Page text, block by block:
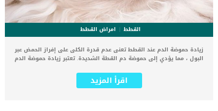
القطط
امراض القطط
زيادة حموضة الدم عند القطط تعنى عدم قدرة الكلى على إفراز الحمض عبر
البول ، مما يؤدي إلى حموضة دم القطة الشديدة. تعتبر زيادة حموضة الدم
الكثير من مشاكل الكلى وتفقدها قدرتها على القيام بوظيفتها بشكل
طبيعى فى الجسم. اضافة الى زيادة حموضة الدم سنجد ان هذه القطة
اقرأ المزيد